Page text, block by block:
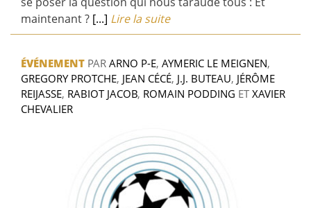
maintenant ? [...] Lire la suite
ÉVÉNEMENT PAR ARNO P-E, AYMERIC LE MEIGNEN,
GREGORY PROTCHE, JEAN CÉCÉ, J.J. BUTEAU, JÉRÔME
REIJASSE, RABIOT JACOB, ROMAIN PODDING ETXAVIER
CHEVALIER